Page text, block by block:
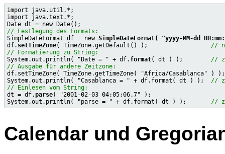
import java.util.*;
import java.text.*;
// Festlegung des Formats:
SimpleDateFormat df = new SimpleDateFormat( "yyyy-MM-dd
df. setTimeZone( TimeZone.getDefault() ); //
// Formatierung zu String:
System.out.println( "Date = " + df. format( dt ) ); //
// Ausgabe für andere Zeitzone:
df.setTimeZone( TimeZone.getTimeZone( "Africa/Casablanca" ) );
System.out.println( "Casablanca = " + df.format( dt ) ); //
// Einlesen vom String:
dt = df.parse( "2001-02-03 04:05:06.7" );
System.out.println( "parse = " + df.format( dt ) ); //
Calendar und